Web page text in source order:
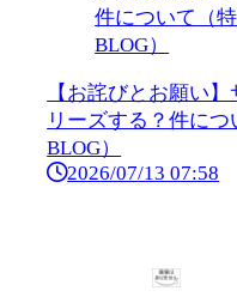
【お詫びとお願い
リーズする？件に
BLOG）
2026/07/13 07:58